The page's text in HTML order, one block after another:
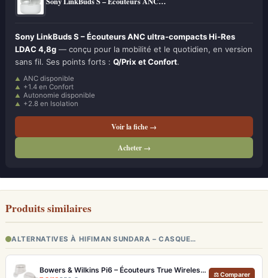
Sony LinkBuds S – Écouteurs ANC ultra-compacts Hi-Res
LDAC 4,8g — conçu pour la mobilité et le quotidien, en version
sans fil. Ses points forts : Q/Prix et Confort.
ANC disponible
+1.4 en Confort
Autonomie disponible
+2.8 en Isolation
Voir la fiche →
Acheter →
Produits similaires
ALTERNATIVES À HIFIMAN SUNDARA – CASQUE…
Bowers & Wilkins Pi6 – Écouteurs True Wireless audiophiles avec ANC adaptatif
⚖ Comparer